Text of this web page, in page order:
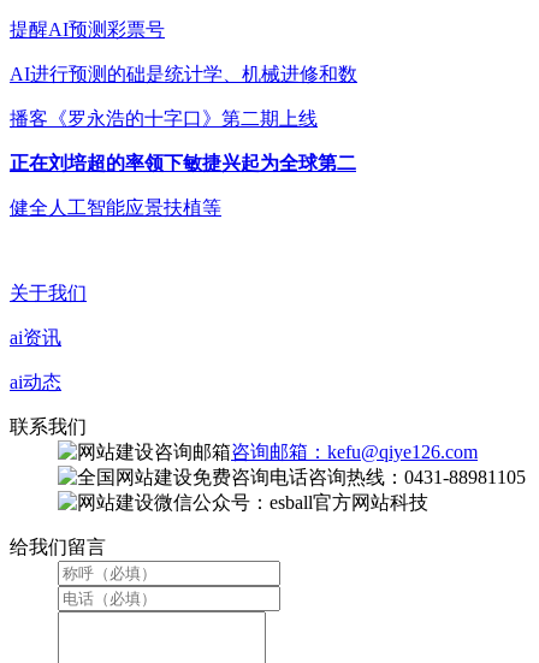
提醒AI预测彩票号
AI进行预测的础是统计学、机械进修和数
播客《罗永浩的十字口》第二期上线
正在刘培超的率领下敏捷兴起为全球第二
健全人工智能应景扶植等
关于我们
ai资讯
ai动态
联系我们
咨询邮箱：kefu@qiye126.com
咨询热线：0431-88981105
微信公众号：esball官方网站科技
给我们留言